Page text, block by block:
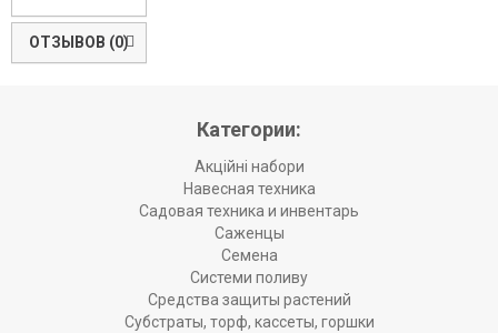
ОТЗЫВОВ (0)
Категории:
Акційні набори
Навесная техника
Садовая техника и инвентарь
Саженцы
Семена
Системи поливу
Средства защиты растений
Субстраты, торф, кассеты, горшки